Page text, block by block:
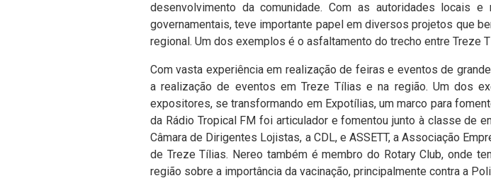
desenvolvimento da comunidade.Com as autoridades locais e
governamentais, teve importante papel em diversos projetos que
regional. Um dos exemplos é o asfaltamento do trecho entre Treze
Com vasta experiência em realização de feiras e eventos de
a realização de eventos em Treze Tílias e na região. Um dos
expositores, se transformando em Expotílias, um marco para
da Rádio Tropical FM foi articulador e fomentou junto à classe de
Câmara de Dirigentes Lojistas, a CDL, e ASSETT, a Associação
de Treze Tílias. Nereo também é membro do Rotary Club, onde
região sobre a importância da vacinação, principalmente contra a